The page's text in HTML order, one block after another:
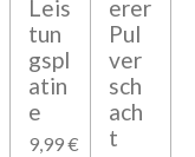
Leis
tun
gspl
atin
e
9,99 €
erer
Pul
ver
sch
ach
t